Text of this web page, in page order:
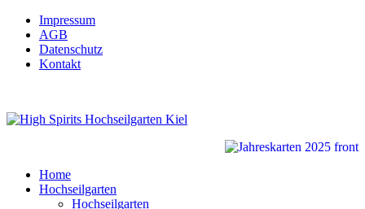
Impressum
AGB
Datenschutz
Kontakt
Home
Hochseilgarten
Hochseilgarten